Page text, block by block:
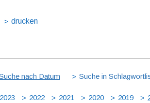
drucken
nach Datum Suche in
2023 2022 2021 2020 2019